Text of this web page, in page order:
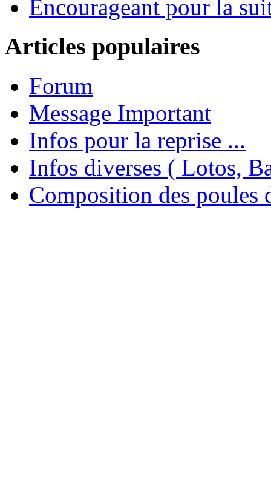
Encourageant pour la
Articles populaires
Forum
Message Important
Infos pour la reprise ...
Infos diverses ( Lotos,
Composition des poules